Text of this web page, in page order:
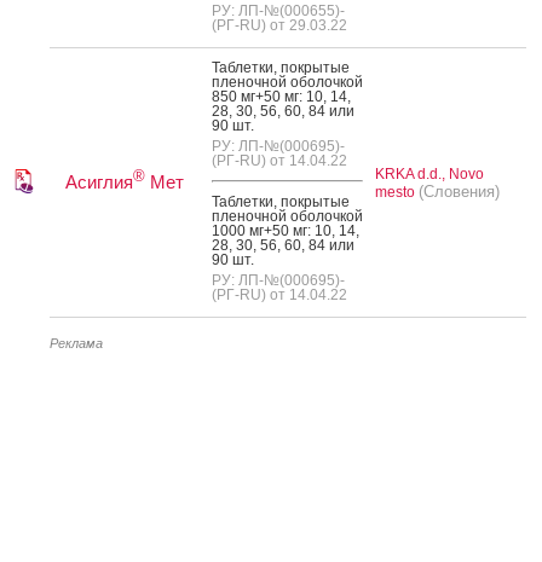
РУ: ЛП-№(000655)-
(РГ-RU) от 29.03.22
Асиглия® Мет
Таб­летки, пок­ры­тые
пле­ноч­ной обо­лоч­кой
850 мг+50 мг: 10, 14,
28, 30, 56, 60, 84 или
90 шт.
РУ: ЛП-№(000695)-
(РГ-RU) от 14.04.22
Таб­летки, пок­ры­тые
пле­ноч­ной обо­лоч­кой
1000 мг+50 мг: 10, 14,
28, 30, 56, 60, 84 или
90 шт.
РУ: ЛП-№(000695)-
(РГ-RU) от 14.04.22
KRKA d.d., Novo
mesto (Словения)
Реклама